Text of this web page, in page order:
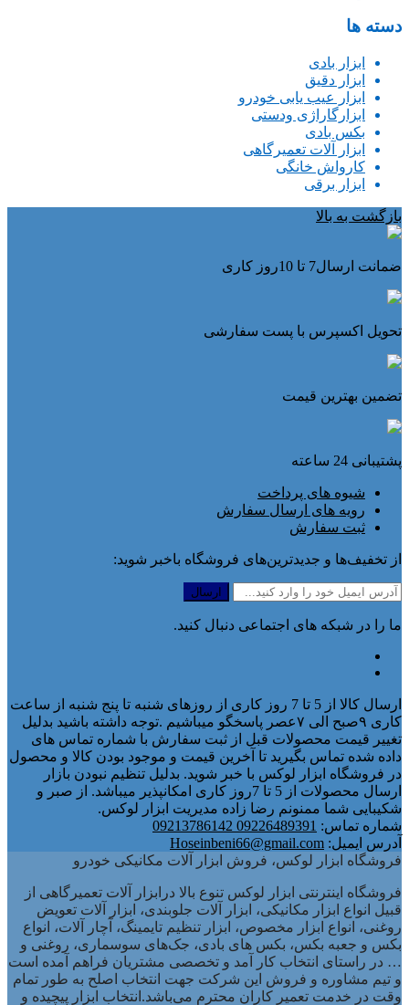
دسته ها
ابزار بادی
ابزار دقیق
ابزار عیب یابی خودرو
ابزارگاراژی ودستی
بکس بادی
ابزار آلات تعمیرگاهی
کارواش خانگی
ابزار برقی
بازگشت به بالا
ضمانت ارسال7 تا 10روز کاری
تحویل اکسپرس با پست سفارشی
تضمین بهترین قیمت
پشتیبانی 24 ساعته
شیوه های پرداخت
رویه های ارسال سفارش
ثبت سفارش
از تخفیف‌ها و جدیدترین‌های فروشگاه باخبر شوید:
ما را در شبکه های اجتماعی دنبال کنید.
ارسال کالا از 5 تا 7 روز کاری از روزهای شنبه تا پنج شنبه از ساعت
کاری ۹صبح الی ۷عصر پاسخگو میباشیم .توجه داشته باشید بدلیل
تغییر قیمت محصولات قبل از ثبت سفارش با شماره تماس های
داده شده تماس بگیرید تا آخرین قیمت و موجود بودن کالا و محصول
در فروشگاه ابزار لوکس با خبر شوید. بدلیل تنظیم نبودن بازار
ارسال محصولات از 5 تا 7روز کاری امکانپذیر میباشد. از صبر و
شکیبایی شما ممنونم رضا زاده مدیریت ابزار لوکس.
شماره تماس: 09226489391 09213786142
آدرس ایمیل: Hoseinbeni66@gmail.com
فروشگاه ابزار لوکس، فروش ابزار آلات مکانیکی خودرو
فروشگاه اینترنتی ابزار لوکس تنوع بالا درابزار آلات تعمیرگاهی از
قبیل انواع ابزار مکانیکی، ابزار آلات جلوبندی، ابزار آلات تعویض
روغنی، انواع ابزار مخصوص، ابزار تنظیم تایمینگ، آچار آلات، انواع
بکس و جعبه بکس، بکس های بادی، جک‌های سوسماری، روغنی و
… در راستای انتخاب کار آمد و تخصصی مشتریان فراهم آمده است
و تیم مشاوره و فروش این شرکت جهت انتخاب اصلح به طور تمام
وقت در خدمت تعمیر کاران محترم می‌باشد.انتخاب ابزار پیچیده و